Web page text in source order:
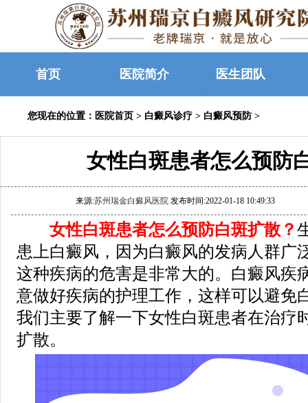
首页 医院简介 医生团队
您现在的位置： 医院首页 > 白癜风诊疗 > 白癜风预防>
女性白斑患者怎么预防
来源:苏州瑞金白癜风医院 发布时间:2022-01-18 10:49:33
女性白斑患者怎么预防白斑扩散？
患上白癜风，因为白癜风的发病人群广
这种疾病的危害是非常大的。白癜风疾
意做好疾病的护理工作，这样可以避免
我们主要了解一下女性白斑患者在治疗
扩散。